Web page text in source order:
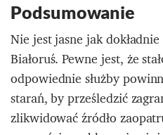
Podsumowanie
Nie jest jasne jak
Białoruś. Pewne jest, że
odpowiednie służby
starań, by prześledzić
zlikwidować źródło